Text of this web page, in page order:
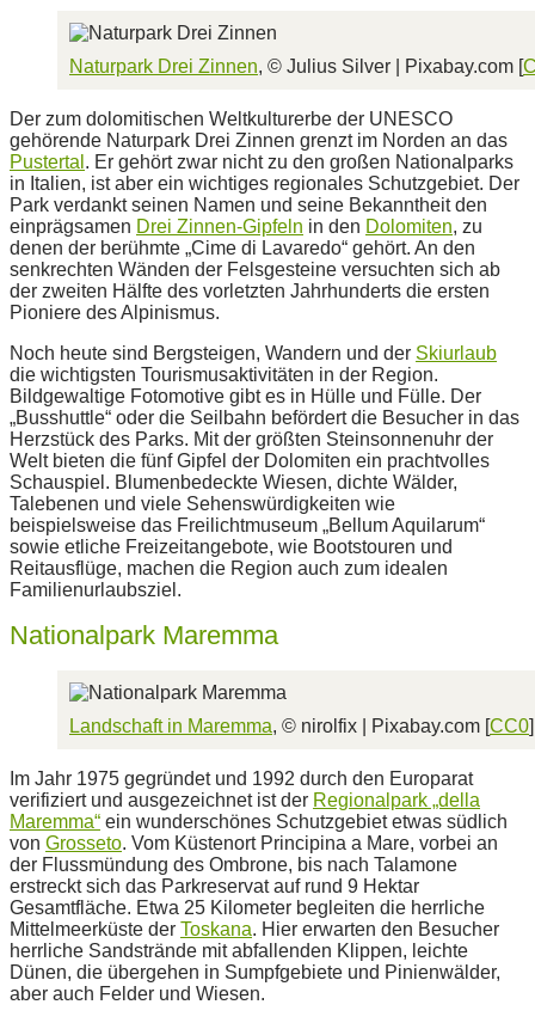
Naturpark Drei Zinnen, © Julius Silver | Pixabay.com [
Der zum dolomitischen Weltkulturerbe der UNESCO
gehörende Naturpark Drei Zinnen grenzt im Norden an das
Pustertal . Er gehört zwar nicht zu den großen Nationalparks
in Italien, ist aber ein wichtiges regionales Schutzgebiet. Der
Park verdankt seinen Namen und seine Bekanntheit den
einprägsamen Drei Zinnen-Gipfeln in den Dolomiten, zu
denen der berühmte „Cime di Lavaredo“ gehört. An den
senkrechten Wänden der Felsgesteine versuchten sich ab
der zweiten Hälfte des vorletzten Jahrhunderts die ersten
Pioniere des Alpinismus.
Noch heute sind Bergsteigen, Wandern und der Skiurlaub
die wichtigsten Tourismusaktivitäten in der Region.
Bildgewaltige Fotomotive gibt es in Hülle und Fülle. Der
„Busshuttle“ oder die Seilbahn befördert die Besucher in das
Herzstück des Parks. Mit der größten Steinsonnenuhr der
Welt bieten die fünf Gipfel der Dolomiten ein prachtvolles
Schauspiel. Blumenbedeckte Wiesen, dichte Wälder,
Talebenen und viele Sehenswürdigkeiten wie
beispielsweise das Freilichtmuseum „Bellum Aquilarum“
sowie etliche Freizeitangebote, wie Bootstouren und
Reitausflüge, machen die Region auch zum idealen
Familienurlaubsziel.
Nationalpark Maremma
Landschaft in Maremma, © nirolfix | Pixabay.com [CC0]
Im Jahr 1975 gegründet und 1992 durch den Europarat
verifiziert und ausgezeichnet ist der Regionalpark „della
Maremma“ ein wunderschönes Schutzgebiet etwas südlich
von Grosseto. Vom Küstenort Principina a Mare, vorbei an
der Flussmündung des Ombrone, bis nach Talamone
erstreckt sich das Parkreservat auf rund 9 Hektar
Gesamtfläche. Etwa 25 Kilometer begleiten die herrliche
Mittelmeerküste der Toskana. Hier erwarten den Besucher
herrliche Sandstrände mit abfallenden Klippen, leichte
Dünen, die übergehen in Sumpfgebiete und Pinienwälder,
aber auch Felder und Wiesen.